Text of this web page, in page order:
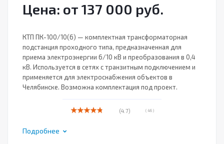
Цена: от 137 000 руб.
КТП ПК-100/10(6) — комплектная трансформаторная
подстанция проходного типа, предназначенная для
приема электроэнергии 6/10 кВ и преобразования в 0,4
кВ. Используется в сетях с транзитным подключением и
применяется для электроснабжения объектов в
Челябинске. Возможна комплектация под проект.
(4.7) ( 46 )
Подробнее